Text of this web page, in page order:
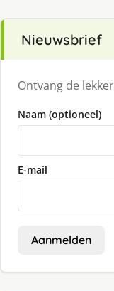
Nieuwsbrief
Ontvang de
Naam (optioneel)
E-mail
Aanmelden